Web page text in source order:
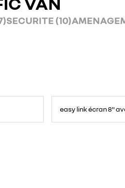
SECURITE (10)
easy link écran 8"